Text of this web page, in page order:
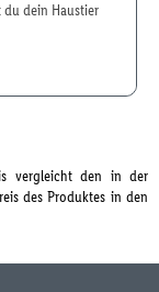
du dein Haustier
vergleicht den in der
des Produktes in den